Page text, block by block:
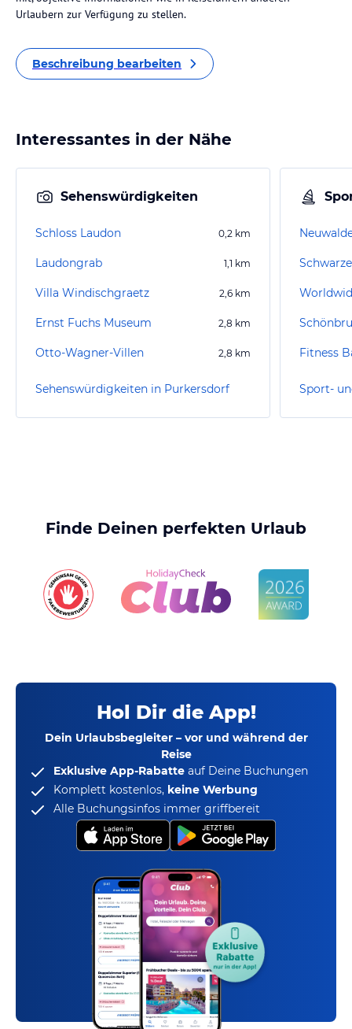
Urlaubern zur Verfügung zu stellen.
Beschreibung bearbeiten
Interessantes in der Nähe
Sehenswürdigkeiten
Schloss Laudon 0,2 km
Laudongrab 1,1 km
Villa Windischgraetz 2,6 km
Ernst Fuchs Museum 2,8 km
Otto-Wagner-Villen 2,8 km
Sehenswürdigkeiten in Purkersdorf
Fitness
Finde Deinen perfekten Urlaub
Hol Dir die App!
Dein Urlaubsbegleiter – vor und während der
Reise
Exklusive App-Rabatte auf Deine Buchungen
Komplett kostenlos, keine Werbung
Alle Buchungsinfos immer griffbereit